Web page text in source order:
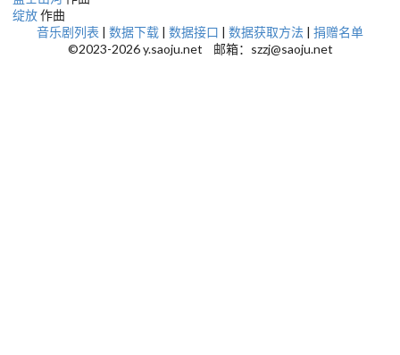
绽放作曲
音乐剧列表 | 数据下载 | 数据接口 | 数据获取方法 | 捐赠名单
©2023-2026 y.saoju.net 邮箱：szzj@saoju.net